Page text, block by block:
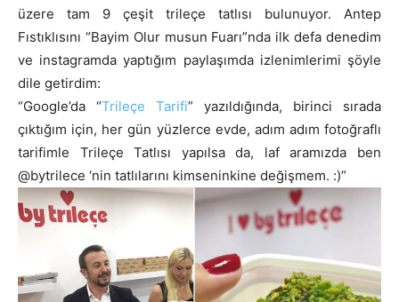
üzere tam 9 çeşit trileçe tatlısı bulunuyor. Antep
Fıstıklısını “Bayim Olur musun Fuarı”nda ilk defa denedim
ve instagramda yaptığım paylaşımda izlenimlerimi şöyle
dile getirdim:
“Google’da “Trileçe Tarifi” yazıldığında, birinci sırada
çıktığım için, her gün yüzlerce evde, adım adım fotoğraflı
tarifimle Trileçe Tatlısı yapılsa da, laf aramızda ben
@bytrilece ‘nin tatlılarını kimseninkine değişmem. :)”